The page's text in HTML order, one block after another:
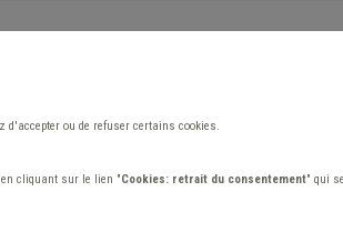
Outils Fiches
ou de refuser certains cookies.
en cliquant sur le lien "Cookies: retrait du consentement" qui